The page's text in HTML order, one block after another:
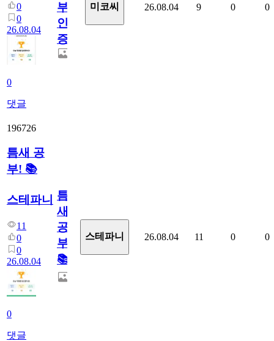
0
0
26.08.04
0
댓글
부
인
증
미코씨 26.08.04 9 0 0
196726
틈새 공
부! 📚
스테파니
11
0
0
26.08.04
0
댓글
틈
새
공
부!
📚
스테파니 26.08.04 11 0 0